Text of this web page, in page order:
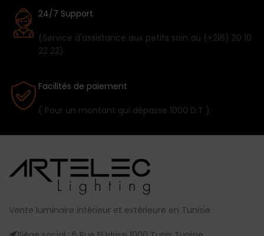
24/7 Support
(Service d'assistance aux petits soin au (+216) 20 10
22 22)
Facilités de paiement
( Pour un montant qui dépasse 1000 D.T )
Vente luminaire intérieur et extérieure en Tunisie